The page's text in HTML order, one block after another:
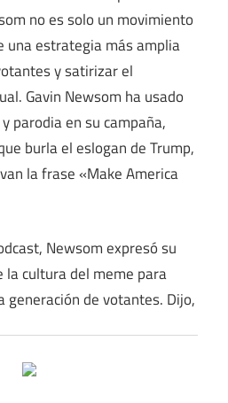
no es solo un movimiento
una estrategia más amplia
y satirizar el
Gavin Newsom ha usado
parodia en su campaña,
burla el eslogan de Trump,
la frase «Make America
Newsom expresó su
la cultura del meme para
generación de votantes. Dijo,